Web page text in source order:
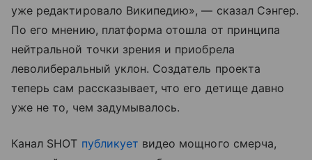
уже редактировало Википедию», — сказал Сэнгер.
По его мнению, платформа отошла от принципа
нейтральной точки зрения и приобрела
леволиберальный уклон. Создатель проекта
теперь сам рассказывает, что его детище давно
уже не то, чем задумывалось.
Канал SHOT публикует видео мощного смерча,